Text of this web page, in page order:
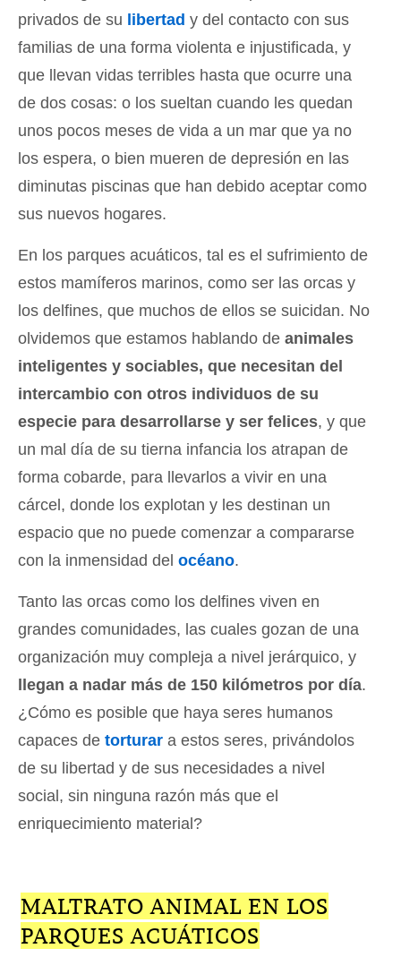
privados de su libertad y del contacto con sus
familias de una forma violenta e injustificada, y
que llevan vidas terribles hasta que ocurre una
de dos cosas: o los sueltan cuando les quedan
unos pocos meses de vida a un mar que ya no
los espera, o bien mueren de depresión en las
diminutas piscinas que han debido aceptar como
sus nuevos hogares.
En los parques acuáticos, tal es el sufrimiento de
estos mamíferos marinos, como ser las orcas y
los delfines, que muchos de ellos se suicidan. No
olvidemos que estamos hablando de animales
inteligentes y sociables, que necesitan del
intercambio con otros individuos de su
especie para desarrollarse y ser felices, y que
un mal día de su tierna infancia los atrapan de
forma cobarde, para llevarlos a vivir en una
cárcel, donde los explotan y les destinan un
espacio que no puede comenzar a compararse
con la inmensidad del océano.
Tanto las orcas como los delfines viven en
grandes comunidades, las cuales gozan de una
organización muy compleja a nivel jerárquico, y
llegan a nadar más de 150 kilómetros por día.
¿Cómo es posible que haya seres humanos
capaces de torturar a estos seres, privándolos
de su libertad y de sus necesidades a nivel
social, sin ninguna razón más que el
enriquecimiento material?
MALTRATO ANIMAL EN LOS
PARQUES ACUÁTICOS